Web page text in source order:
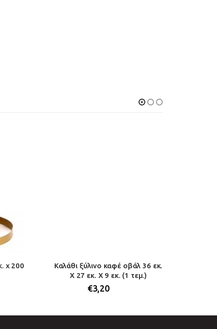
χ 200
Καλάθι ξύλινο καφέ οβάλ 36 εκ.
Χ 27 εκ. Χ 9 εκ. (1 τεμ.)
€3,20